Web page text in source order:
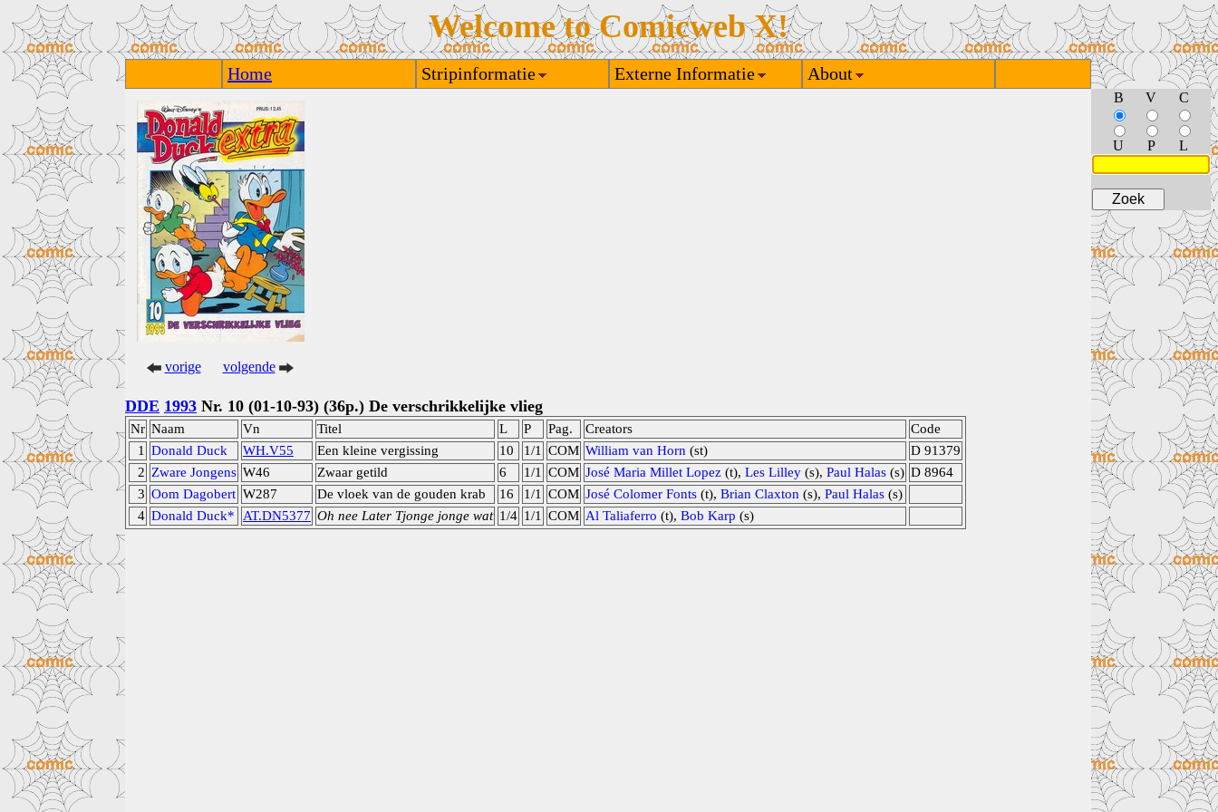
Welcome to Comicweb X!
Home Stripinformatie Externe Informatie About
vorige volgende
DDE 1993 Nr. 10 (01-10-93) (36p.) De verschrikkelijke vlieg
Nr Naam Vn Titel L P Pag. Creators
Code
1
Donald Duck WH.V55 Een kleine vergissing 10 1/1 COM William van Horn (st)
D 91379
2 Zware Jongens W46 Zwaar getild 6 1/1 COM José Maria Millet Lopez (t), Les Lilley (s), Paul Halas (s) D 8964
3 Oom Dagobert W287 De vloek van de gouden krab 16 1/1 COM José Colomer Fonts (t), Brian Claxton (s), Paul Halas (s)
4 Donald Duck* AT.DN5377 Oh nee Later Tjonge jonge wat 1/4 1/1 COM Al Taliaferro (t), Bob Karp (s)
B V C
U P L